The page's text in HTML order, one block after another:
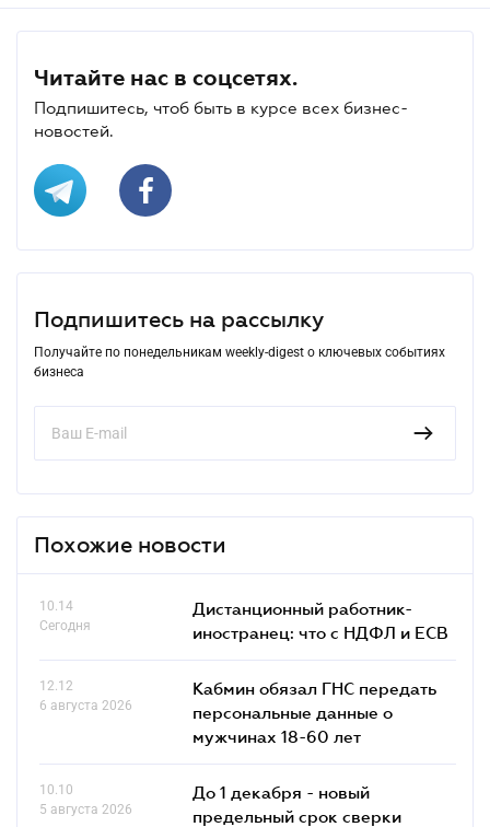
Читайте нас в соцсетях.
Подпишитесь, чтоб быть в курсе всех бизнес-
новостей.
Подпишитесь на рассылку
Получайте по понедельникам weekly-digest о ключевых событиях
бизнеса
Похожие новости
10.14
Сегодня
Дистанционный работник-
иностранец: что с НДФЛ и ЕСВ
12.12
6 августа 2026
Кабмин обязал ГНС передать
персональные данные о
мужчинах 18-60 лет
10.10
5 августа 2026
До 1 декабря - новый
предельный срок сверки